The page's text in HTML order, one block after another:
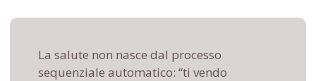
La salute non nasce dal processo
sequenziale automatico: “ti vendo